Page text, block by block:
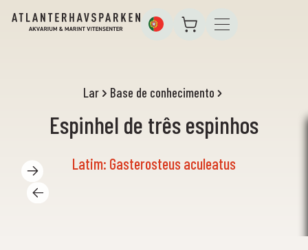
Lar Base de conhecimento
Espinhel de três espinhos
Latim: Gasterosteus aculeatus